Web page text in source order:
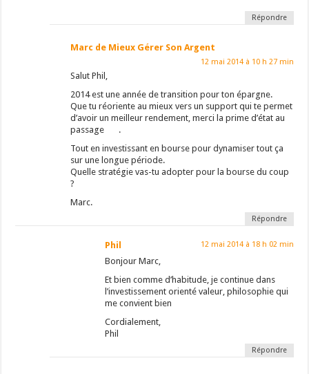
Répondre
Marc de Mieux Gérer Son Argent
12 mai 2014 à 10 h 27 min
Salut Phil,
2014 est une année de transition pour ton épargne.
Que tu réoriente au mieux vers un support qui te permet
d’avoir un meilleur rendement, merci la prime d’état au
passage
.
Tout en investissant en bourse pour dynamiser tout ça
sur une longue période.
Quelle stratégie vas-tu adopter pour la bourse du coup
?
Marc.
Répondre
Phil 12 mai 2014 à 18 h 02 min
Bonjour Marc,
Et bien comme d’habitude, je continue dans
l’investissement orienté valeur, philosophie qui
me convient bien
Cordialement,
Phil
Répondre